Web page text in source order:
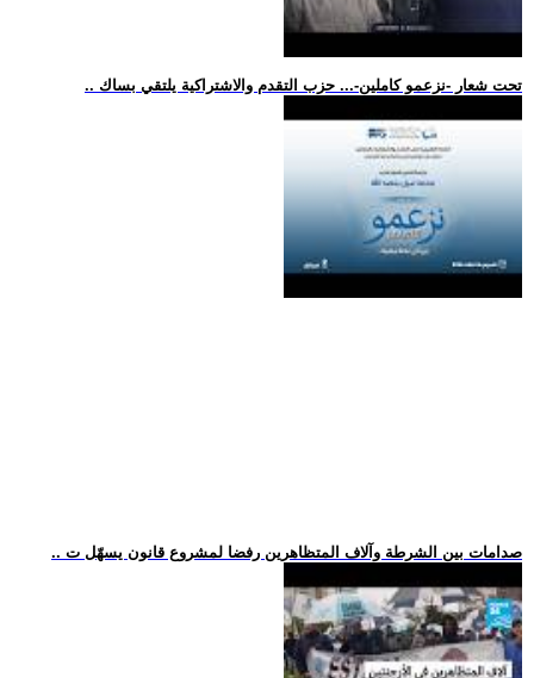
.. تحت شعار -نزعمو كاملين-... حزب التقدم والاشتراكية يلتقي بساك
.. صدامات بين الشرطة وآلاف المتظاهرين رفضا لمشروع قانون يسهّل ت